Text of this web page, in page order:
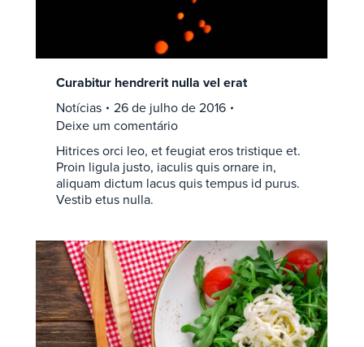
Curabitur hendrerit nulla vel erat
Notícias
26 de julho de 2016
Deixe um comentário
Hitrices orci leo, et feugiat eros tristique et.
Proin ligula justo, iaculis quis ornare in,
aliquam dictum lacus quis tempus id purus.
Vestib etus nulla.